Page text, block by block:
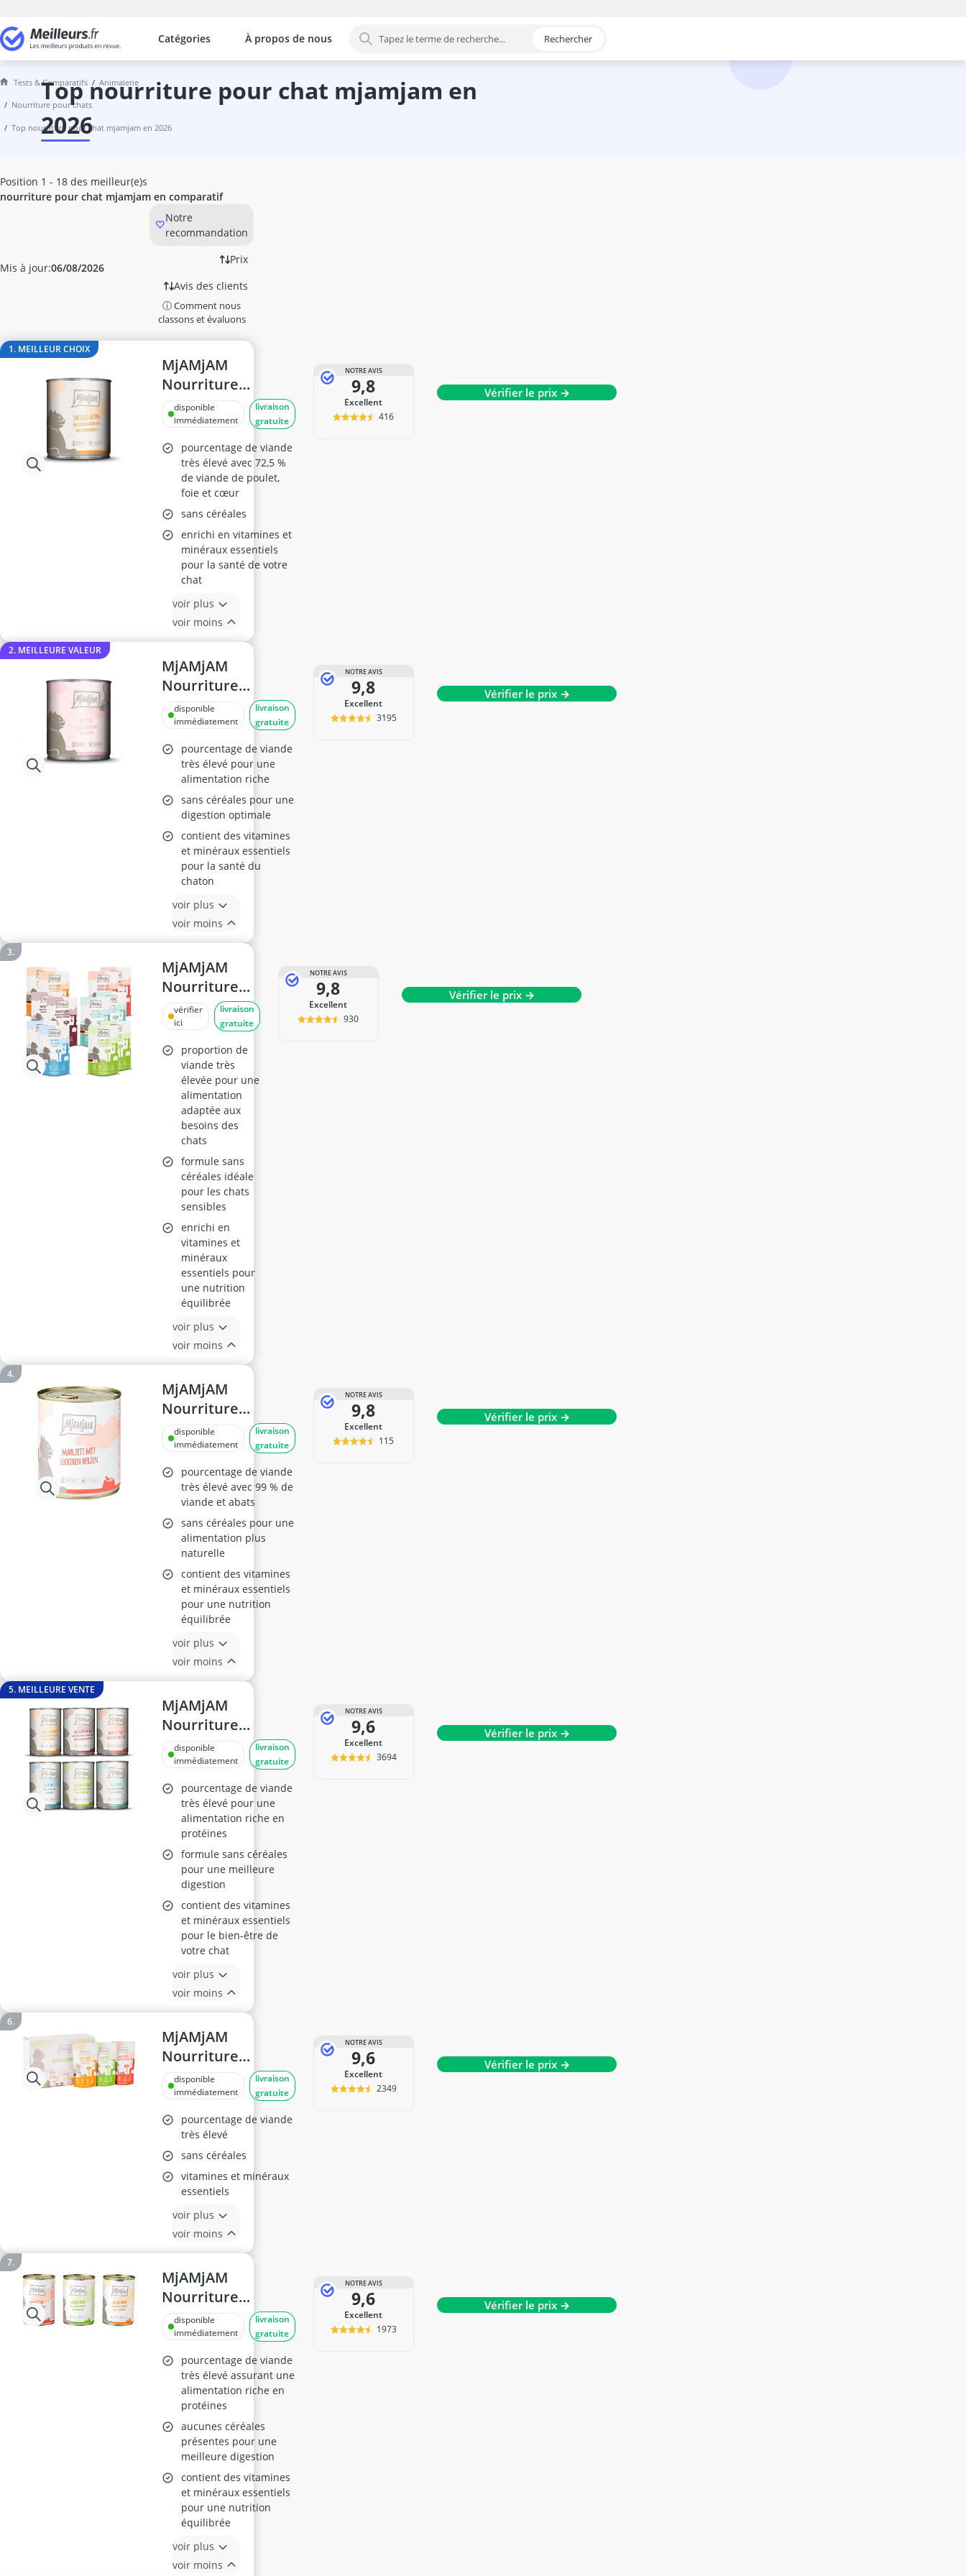
Catégories
Les comparaisons les plus populaires par catégorie
Animalerie
Abri hérisson
aliment pour vieux chevaux
aliments humides pour chats Animonda
aliments pour chiens AniForte
aliments pour chiens Animonda
aliments pour chiens Belcando
aliments pour chiots Belcando
anti-stress chien
anti-tique chat
aquarium
Arbre à chat
arbre chat
Aspirateur pour poils d'animaux
assainissement intestinal du chien
attrape poil machine à laver
À propos de nous Rechercher
Tests & Comparatifs animalerie
nourriture pour chats
top nourriture pour chat mjamjam en 2026
top nourriture pour chat mjamjam en
2026
Mis à jour:06/08/2026
Position 1 - 18 des meilleur(e)s
nourriture pour chat mjamjam en comparatif
Notre
recommandation
Prix
Avis des clients
ⓘ Comment nous
classons et évaluons
1. MEILLEUR CHOIX
MjAMjAM
Nourriture
Humide pour
Chats - Poulet et
Carottes, Pack de 6
x 800g
disponible
immédiatement
livraison
gratuite
pourcentage de viande
très élevé avec 72,5 %
de viande de poulet,
foie et cœur
sans céréales
enrichi en vitamines et
minéraux essentiels
pour la santé de votre
chat
voir plus
voir moins
NOTRE AVIS
9,8
Excellent
416
Vérifier le prix →
2. MEILLEURE VALEUR
MjAMjAM
Nourriture
Humide Chaton -
Poulet & Huile de
Saumon, 6 x 800 g
disponible
immédiatement
livraison
gratuite
pourcentage de viande
très élevé pour une
alimentation riche
sans céréales pour une
digestion optimale
contient des vitamines
et minéraux essentiels
pour la santé du
chaton
voir plus
voir moins
NOTRE AVIS
9,8
Excellent
3195
Vérifier le prix →
MjAMjAM
Nourriture
Humide pour
Chats
Quetschie
Mixpaket III
vérifier
ici
livraison
gratuite
proportion de
viande très
élevée pour une
alimentation
adaptée aux
besoins des
chats
formule sans
céréales idéale
pour les chats
sensibles
enrichi en
vitamines et
minéraux
essentiels pour
une nutrition
équilibrée
voir plus
voir moins
NOTRE AVIS
9,8
Excellent
930
Vérifier le prix →
MjAMjAM
Nourriture
Humide Chats
6x800g
disponible
immédiatement
livraison
gratuite
pourcentage de viande
très élevé avec 99 % de
viande et abats
sans céréales pour une
alimentation plus
naturelle
contient des vitamines
et minéraux essentiels
pour une nutrition
équilibrée
voir plus
voir moins
NOTRE AVIS
9,8
Excellent
115
Vérifier le prix →
5. MEILLEURE VENTE
MjAMjAM
Nourriture
Humide pour
Chats Pack Mixte
III
disponible
immédiatement
livraison
gratuite
pourcentage de viande
très élevé pour une
alimentation riche en
protéines
formule sans céréales
pour une meilleure
digestion
contient des vitamines
et minéraux essentiels
pour le bien-être de
votre chat
voir plus
voir moins
NOTRE AVIS
9,6
Excellent
3694
Vérifier le prix →
MjAMjAM
Nourriture
Humide pour
Chats, Paquet
Mixte
disponible
immédiatement
livraison
gratuite
pourcentage de viande
très élevé
sans céréales
vitamines et minéraux
essentiels
voir plus
voir moins
NOTRE AVIS
9,6
Excellent
2349
Vérifier le prix →
MjAMjAM
Nourriture
Humide pour
Chats, Pack Mixte,
6x400g
disponible
immédiatement
livraison
gratuite
pourcentage de viande
très élevé assurant une
alimentation riche en
protéines
aucunes céréales
présentes pour une
meilleure digestion
contient des vitamines
et minéraux essentiels
pour une nutrition
équilibrée
voir plus
voir moins
NOTRE AVIS
9,6
Excellent
1973
Vérifier le prix →